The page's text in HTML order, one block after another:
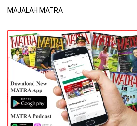
MAJALAH MATRA